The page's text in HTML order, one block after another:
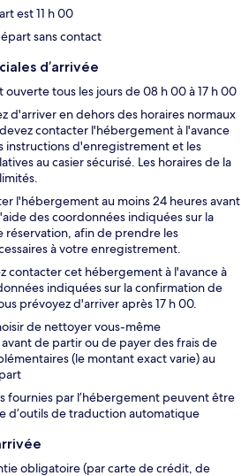
est 11 h 00
sans contact
d’arrivée
ouverte tous les jours de 08 h 00 à 17 h 00
d'arriver en dehors des horaires normaux
contacter l'hébergement à l'avance
instructions d'enregistrement et les
au casier sécurisé. Les horaires de la
l'hébergement au moins 24 heures avant
des coordonnées indiquées sur la
réservation, afin de prendre les
à votre enregistrement.
contacter cet hébergement à l'avance à
indiquées sur la confirmation de
prévoyez d'arriver après 17 h 00.
de nettoyer vous-même
de partir ou de payer des frais de
(le montant exact varie) au
fournies par l’hébergement peuvent être
d’outils de traduction automatique
obligatoire (par carte de crédit, de